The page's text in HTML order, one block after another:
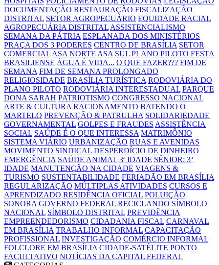
DOCUMENTAÇÃO RESTAURAÇÃO FISCALIZAÇÃO
DISTRITAL SETOR AGROPECUÁRIO EQUIDADE RACIAL
AGROPECUÁRIA DISTRITALASSISTENCIALISMO
SEMANA DA PÁTRIA ESPLANADA DOS MINISTÉRIOS
PRAÇA DOS 3 PODERES CENTRO DE BRASÍLIA SETOR
COMERCIALASA NORTE ASA SUL PLANO PILOTO FESTA
BRASILIENSE ÁGUA É VIDA... O QUE FAZER??? FIM DE
SEMANA FIM DE SEMANA PROLONGADO
RELIGIOSIDADE BRASÍLIA TURÍSTICA RODOVIÁRIA DO
PLANO PILOTO RODOVIÁRIA INTERESTADUAL PARQUE
DONA SARAH PATRIOTISMO CONGRESSO NACIONAL
ARTE & CULTURA RACIONAMENTO BATENDO O
MARTELO PREVENÇÃO & PATRULHA SOLIDARIEDADE
GOVERNAMENTAL GOLPES E FRAUDES ASSISTÊNCIA
SOCIAL SAÚDE É O QUE INTERESSA MATRIMÔNIO
SISTEMA VIÁRIO URBANIZAÇÃO RUAS E AVENIDAS
MOVIMENTO SINDICAL DESPERDÍCIO DE DINHEIRO
EMERGÊNCIA SAÚDE ANIMAL 3ª IDADE SÊNIOR: 3ª
IDADE MANUTENÇÃO NA CIDADE VIAGENS &
TURISMO SUSTENTABILIDADE FERIADÃO EM BRASÍLIA
REGULARIZAÇÃO MÚLTIPLAS ATIVIDADES CURSOS E
APRENDIZADO RESIDÊNCIA OFICIAL POLUIÇÃO
SONORA GOVERNO FEDERAL RECICLANDO SÍMBOLO
NACIONAL SÍMBOLO DISTRITAL PREVIDÊNCIA
EMPREENDEDORISMO CIDADANIA FISCAL CARNAVAL
EM BRASÍLIA TRABALHO INFORMAL CAPACITAÇÃO
PROFISSIONAL INVESTIGAÇÃO COMÉRCIO INFORMAL
FOLCLORE EM BRASÍLIA CIDADE-SATÉLITE PONTO
FACULTATIVO NOTÍCIAS DA CAPITAL FEDERAL